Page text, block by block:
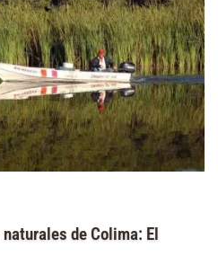
de Colima: El